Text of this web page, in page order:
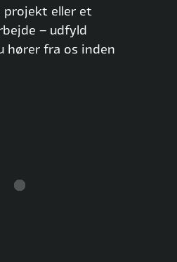
projekt eller et
– udfyld
hører fra os inden